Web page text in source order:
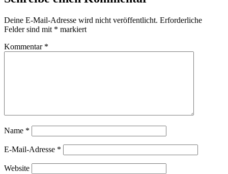
Deine E-Mail-Adresse wird nicht veröffentlicht. Erforderliche
Felder sind mit * markiert
Kommentar *
Name *
E-Mail-Adresse *
Website